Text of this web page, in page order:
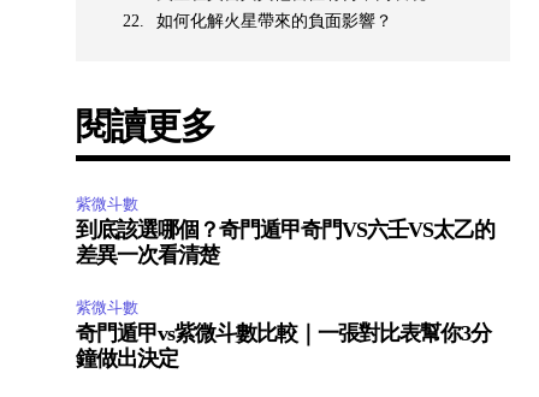
如何化解火星帶來的負面影響？
閱讀更多
紫微斗數
到底該選哪個？奇門遁甲奇門VS六壬VS太乙的
差異一次看清楚
紫微斗數
奇門遁甲vs紫微斗數比較｜一張對比表幫你3分
鐘做出決定